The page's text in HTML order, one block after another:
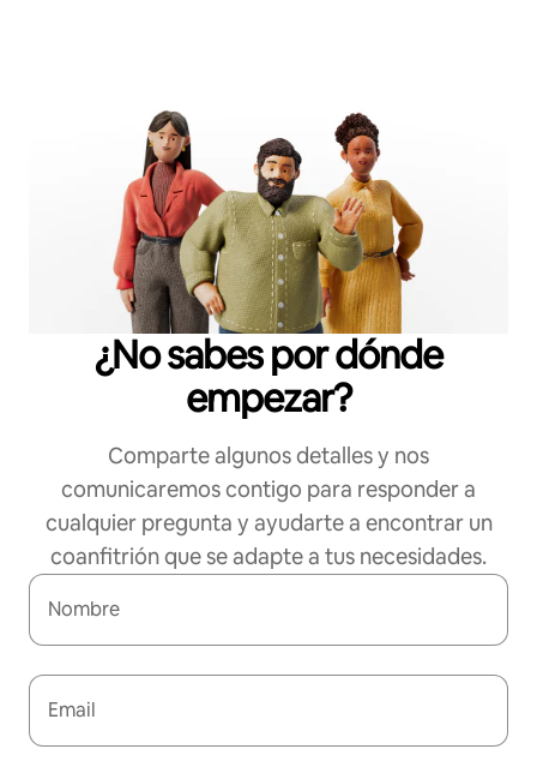
¿No sabes por dónde
empezar?
Comparte algunos detalles y nos
comunicaremos contigo para responder a
cualquier pregunta y ayudarte a encontrar un
coanfitrión que se adapte a tus necesidades.
Nombre
Email